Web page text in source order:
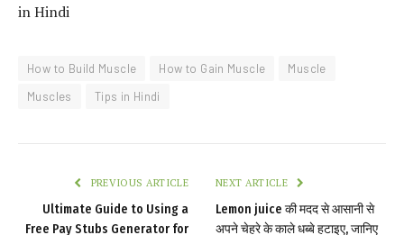
in Hindi
How to Build Muscle How to Gain Muscle
Muscle
Muscles
Tips in Hindi
PREVIOUS ARTICLE
Ultimate Guide to Using a
Free Pay Stubs Generator for
NEXT ARTICLE
Lemon juice की मदद से आसानी से
अपने चेहरे के काले धब्बे हटाइए, जानिए